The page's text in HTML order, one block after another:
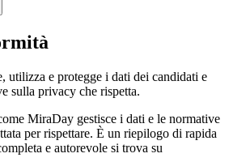
utilizza e protegge i dati dei candidati e
sulla privacy che rispetta.
MiraDay gestisce i dati e le normative
per rispettare. È un riepilogo di rapida
e autorevole si trova su